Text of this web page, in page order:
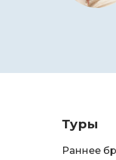
Туры
Раннее